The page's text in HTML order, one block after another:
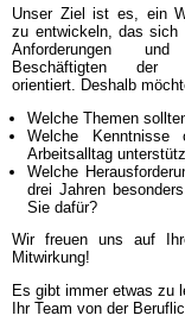
Unser Ziel ist es, ein
zu entwickeln, das sich
Anforderungen
Beschäftigten der
orientiert. Deshalb
Welche Themen
Welche
Arbeitsalltag
Welche
drei Jahren
Sie dafür?
Wir freuen uns auf
Mitwirkung!
Es gibt immer etwas zu
Ihr Team von der